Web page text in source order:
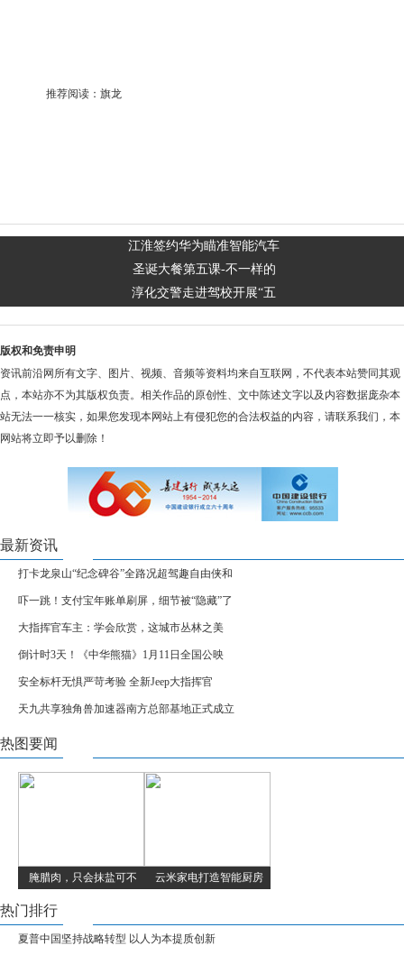
推荐阅读： 旗龙
江淮签约华为瞄准智能汽车
圣诞大餐第五课-不一样的
淳化交警走进驾校开展“五
版权和免责申明
资讯前沿网所有文字、图片、视频、音频等资料均来自互联网，不代表本站赞同其观
点，本站亦不为其版权负责。相关作品的原创性、文中陈述文字以及内容数据庞杂本
站无法一一核实，如果您发现本网站上有侵犯您的合法权益的内容，请联系我们，本
网站将立即予以删除！
最新资讯
打卡龙泉山“纪念碑谷”全路况超驾趣自由侠和
吓一跳！支付宝年账单刷屏，细节被“隐藏”了
大指挥官车主：学会欣赏，这城市丛林之美
倒计时3天！《中华熊猫》1月11日全国公映
安全标杆无惧严苛考验 全新Jeep大指挥官
天九共享独角兽加速器南方总部基地正式成立
热图要闻
腌腊肉，只会抹盐可不 云米家电打造智能厨房
热门排行
夏普中国坚持战略转型 以人为本提质创新